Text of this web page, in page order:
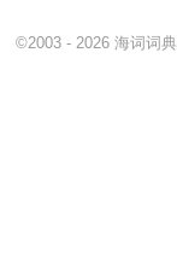
©2003 - 2026 海词词典